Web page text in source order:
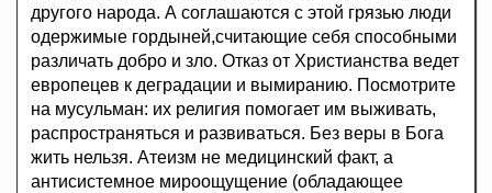
другого народа. А соглашаются с этой грязью люди
одержимые гордыней,считающие себя способными
различать добро и зло. Отказ от Христианства ведет
европецев к деградации и вымиранию. Посмотрите
на мусульман: их религия помогает им выживать,
распространяться и развиваться. Без веры в Бога
жить нельзя. Атеизм не медицинский факт, а
антисистемное мироощущение (обладающее